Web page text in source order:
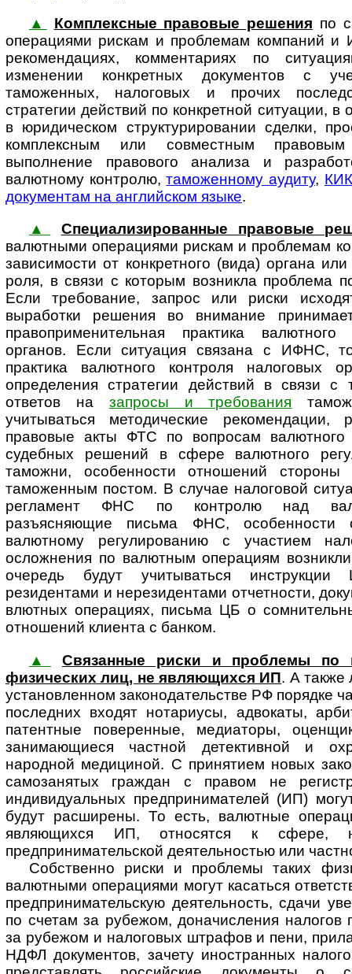
▲
Комплексные правовые решения по
операциями рискам и проблемам ком­па­ний и
рекомендациях, комментариях по
изменении конкретных документов с
таможенных, налоговых и прочих
стратегии действий по конкретной ситуации, в
в юридическом структурировании сделки,
комплексным или совместным
выполнение правового анализа и
валютному конт­ролю,таможенному аудиту, КИК
документам на английском языке.
▲
Специализированные правовые
валютными операциями рискам и про­б­ле­мам
зависимости от конкретного (вида) органа
роля, в связи с которым возникла проблема
Если требование, запрос или риски
выработки решения во внимание
правоприменительная практика
органов. Если ситуация связана с ИФНС,
практика валютного конт­роля налоговых
определения стратегии действий в связи с
ответов на запросы и требования
учитываться ме­то­ди­чес­кие рекомендации,
правовые акты ФТС по вопросам валютного
судебных решений в сфере валютного
таможни, особенности отношений стороны
таможенным постом. В случае налоговой
регламент ФНС по конт­ролю над
разъясняющие письма ФНС, особенности
валютному ре­гу­ли­ро­ва­нию с участием
осложнения по валютным операциям
очередь будут учитываться
резидентами и нерезидентами отчетности,
влютных операциях, письма ЦБ о
отношений клиента с банком.
▲
Связанные риски и проблемы по
физических лиц, не являющихся ИП. А также
установленном законодательстве РФ порядке
последних входят нотариусы, адвокаты,
патентные поверенные, медиаторы,
занимающиеся частной детективной и
народной медициной. С принятием новых
самозанятых граждан с правом не
индивидуальных предпринимателей (ИП)
будут расширены. То есть, валютные
являющихся ИП, относятся к сфере,
предпринимательской деятельностью или
Собственно риски и проблемы таких
валютными операциями могут касаться
предпринимательскую деятельность, сдачи
по счетам за рубежом, доначисления налогов
за рубежом и налоговых штрафов и пени,
НДФЛ документов, зачету иностранных